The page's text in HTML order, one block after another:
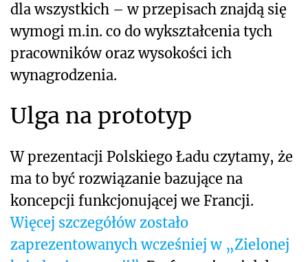
dla wszystkich – w przepisach znajdą się
wymogi m.in. co do wykształcenia tych
pracowników oraz wysokości ich
wynagrodzenia.
Ulga na prototyp
W prezentacji Polskiego Ładu czytamy, że
ma to być rozwiązanie bazujące na
koncepcji funkcjonującej we Francji.
Więcej szczegółów zostało
zaprezentowanych wcześniej w „Zielonej